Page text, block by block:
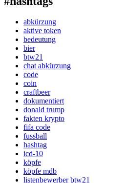
abkürzung
aktive token
bedeutung
bier
btw21
chat abkürzung
code
coin
craftbeer
dokumentiert
donald trump
fakten krypto
fifa code
fussball
hashtag
icd-10
köpfe
köpfe mdb
listenbewerber btw21